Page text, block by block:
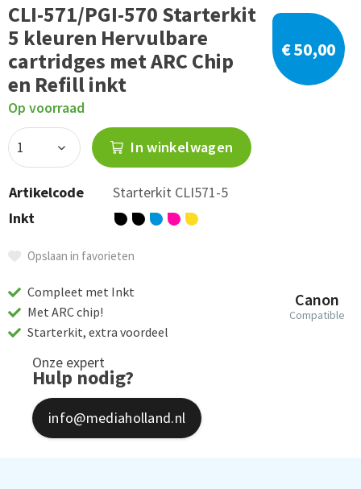
CLI-571/PGI-570 Starterkit
5 kleuren Hervulbare
cartridges met ARC Chip
en Refill inkt
€ 50,00
Op voorraad
In winkelwagen
Artikelcode
Starterkit CLI571-5
Inkt
Opslaan in favorieten
Canon
Compatible
Compleet met Inkt
Met ARC chip!
Starterkit, extra voordeel
Onze expert
Hulp nodig?
info@mediaholland.nl